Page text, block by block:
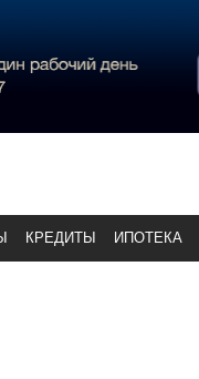
КРЕДИТЫ ИПОТЕКА